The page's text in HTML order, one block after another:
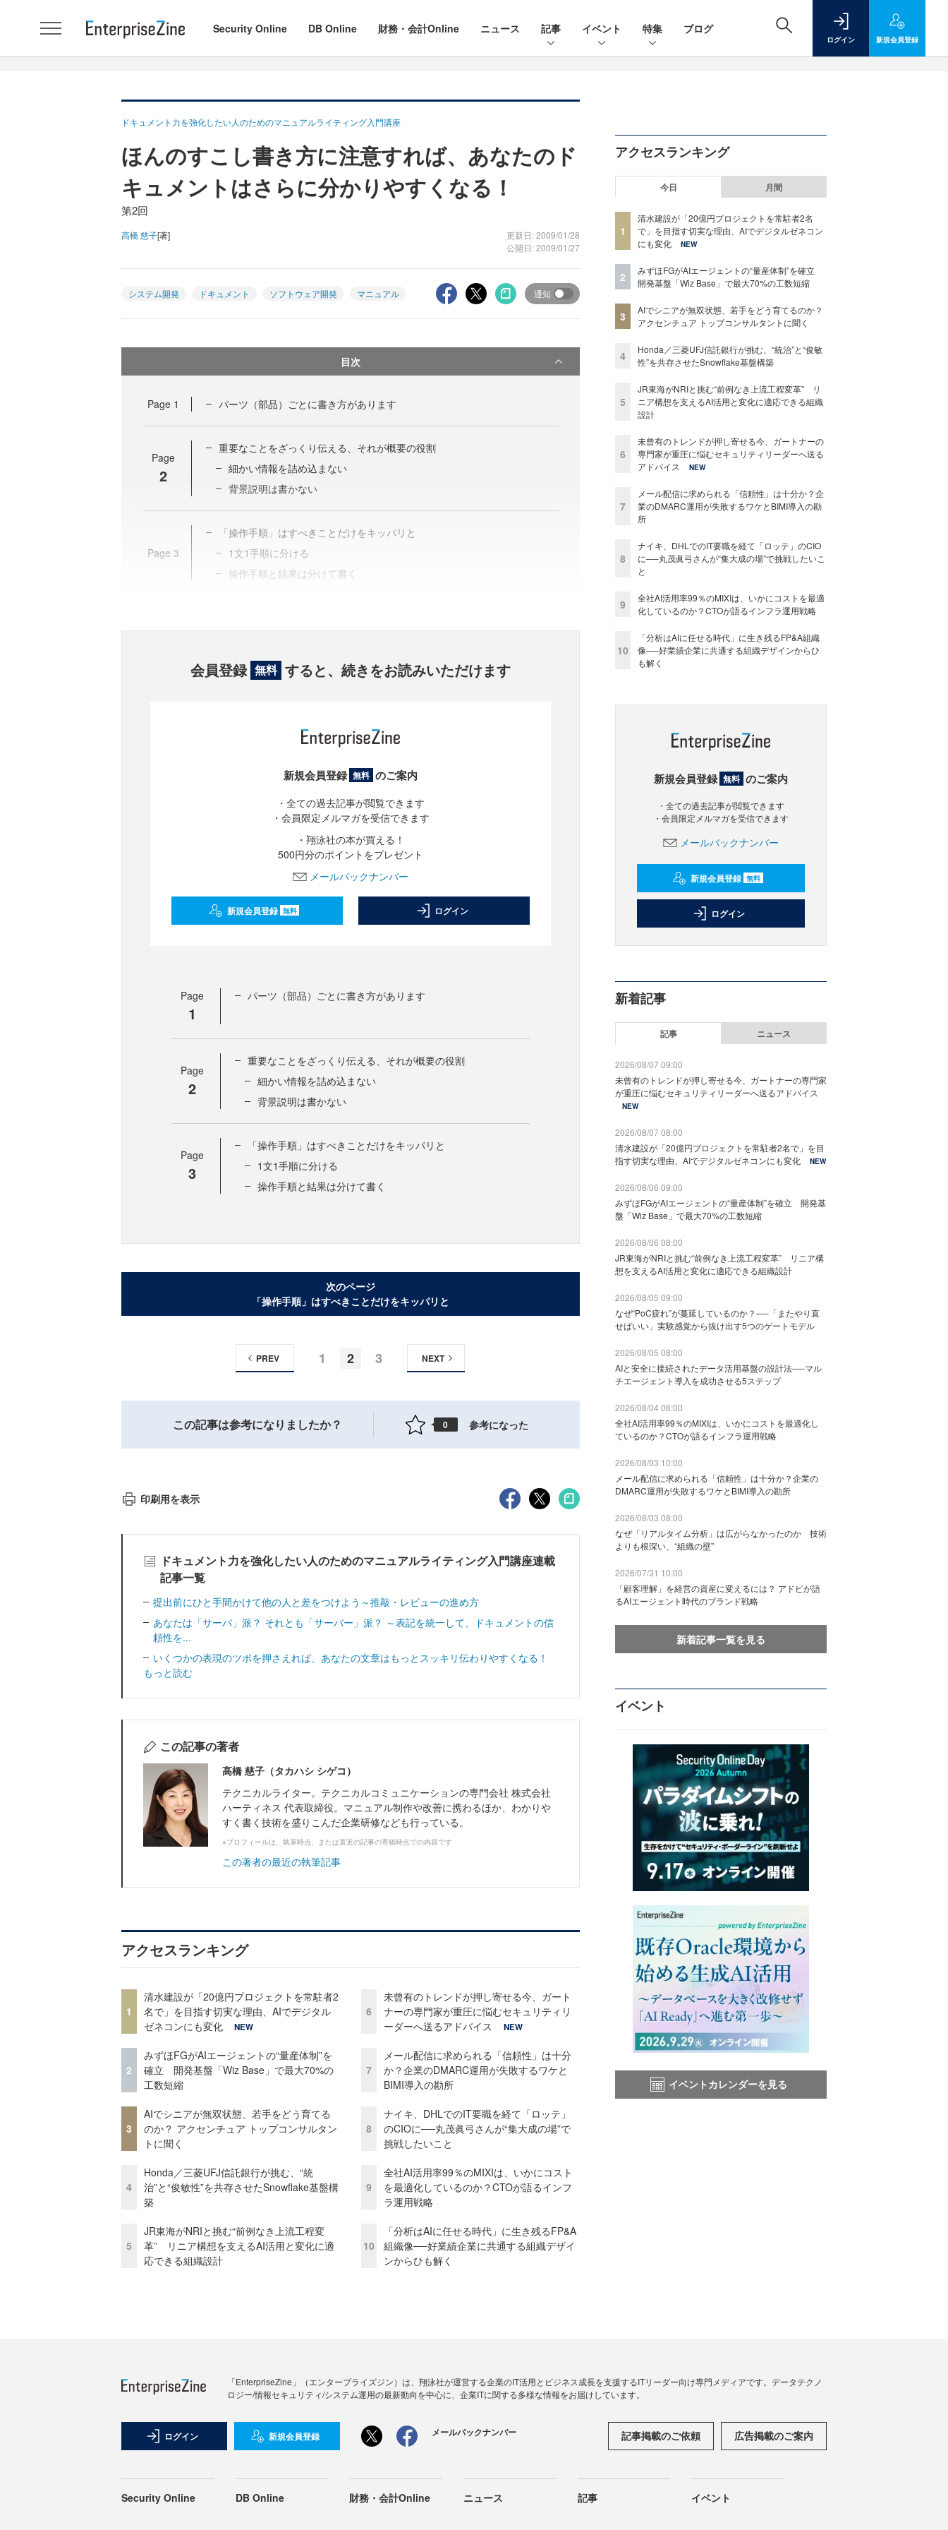
Security Online DB Online 財務・会計Online ニュース 記事 イベント 特集 ブログ
ログイン 新規会員登録
ドキュメント力を強化したい人のためのマニュアルライティング入門講座
ほんのすこし書き方に注意すれば、あなたのド
キュメントはさらに分かりやすくなる！
第2回
高橋 慈子[著]
更新日: 2009/01/28
公開日: 2009/01/27
システム開発 ドキュメント ソフトウェア開発 マニュアル 通知
目次
Page 1 パーツ（部品）ごとに書き方があります
Page
2
重要なことをざっくり伝える、それが概要の役割
細かい情報を詰め込まない
背景説明は書かない
Page 3
「操作手順」はすべきことだけをキッパリと
1文1手順に分ける
操作手順と結果は分けて書く
会員登録 無料 すると、続きをお読みいただけます
新規会員登録 無料 のご案内
・全ての過去記事が閲覧できます
・会員限定メルマガを受信できます
・翔泳社の本が買える！
500円分のポイントをプレゼント
メールバックナンバー
新規会員登録 無料 ログイン
Page
1
パーツ（部品）ごとに書き方があります
Page
2
重要なことをざっくり伝える、それが概要の役割
細かい情報を詰め込まない
背景説明は書かない
Page
3
「操作手順」はすべきことだけをキッパリと
1文1手順に分ける
操作手順と結果は分けて書く
次のページ
「操作手順」はすべきことだけをキッパリと
1 2 3
PREV NEXT
この記事は参考になりましたか？ 0 参考になった
印刷用を表示
ドキュメント力を強化したい人のためのマニュアルライティング入門講座連載
記事一覧
提出前にひと手間かけて他の人と差をつけよう～推敲・レビューの進め方
あなたは「サーバ」派？ それとも「サーバー」派？ ～表記を統一して、ドキュメントの信
頼性を...
いくつかの表現のツボを押さえれば、あなたの文章はもっとスッキリ伝わりやすくなる！
もっと読む
この記事の著者
高橋 慈子（タカハシ シゲコ）
テクニカルライター。テクニカルコミュニケーションの専門会社 株式会社
ハーティネス 代表取締役。マニュアル制作や改善に携わるほか、わかりや
すく書く技術を盛りこんだ企業研修なども行っている。
※プロフィールは、執筆時点、または直近の記事の寄稿時点での内容です
この著者の最近の執筆記事
アクセスランキング
1
清水建設が「20億円プロジェクトを常駐者2
名で」を目指す切実な理由、AIでデジタル
ゼネコンにも変化
NEW
2
みずほFGがAIエージェントの“量産体制”を
確立 開発基盤「Wiz Base」で最大70%の
工数短縮
3
AIでシニアが無双状態、若手をどう育てる
のか？ アクセンチュア トップコンサルタン
トに聞く
4
Honda／三菱UFJ信託銀行が挑む、“統
治”と“俊敏性”を共存させたSnowflake基盤構
築
5
JR東海がNRIと挑む“前例なき上流工程変
革” リニア構想を支えるAI活用と変化に適
応できる組織設計
6
未曾有のトレンドが押し寄せる今、ガート
ナーの専門家が重圧に悩むセキュリティリ
ーダーへ送るアドバイス
NEW
7
メール配信に求められる「信頼性」は十分
か？企業のDMARC運用が失敗するワケと
BIMI導入の勘所
8
ナイキ、DHLでのIT要職を経て「ロッテ」
のCIOに──丸茂眞弓さんが“集大成の場”で
挑戦したいこと
9
全社AI活用率99％のMIXIは、いかにコスト
を最適化しているのか？CTOが語るインフ
ラ運用戦略
10
「分析はAIに任せる時代」に生き残るFP&A
組織像──好業績企業に共通する組織デザイ
ンからひも解く
アクセスランキング
今日 月間
1
清水建設が「20億円プロジェクトを常駐者2名
で」を目指す切実な理由、AIでデジタルゼネコン
にも変化
NEW
2
みずほFGがAIエージェントの“量産体制”を確立
開発基盤「Wiz Base」で最大70%の工数短縮
3
AIでシニアが無双状態、若手をどう育てるのか？
アクセンチュア トップコンサルタントに聞く
4
Honda／三菱UFJ信託銀行が挑む、“統治”と“俊敏
性”を共存させたSnowflake基盤構築
5
JR東海がNRIと挑む“前例なき上流工程変革” リ
ニア構想を支えるAI活用と変化に適応できる組織
設計
6
未曾有のトレンドが押し寄せる今、ガートナーの
専門家が重圧に悩むセキュリティリーダーへ送る
アドバイス
NEW
7
メール配信に求められる「信頼性」は十分か？企
業のDMARC運用が失敗するワケとBIMI導入の勘
所
8
ナイキ、DHLでのIT要職を経て「ロッテ」のCIO
に──丸茂眞弓さんが“集大成の場”で挑戦したいこ
と
9
全社AI活用率99％のMIXIは、いかにコストを最適
化しているのか？CTOが語るインフラ運用戦略
10
「分析はAIに任せる時代」に生き残るFP&A組織
像──好業績企業に共通する組織デザインからひ
も解く
新規会員登録 無料 のご案内
・全ての過去記事が閲覧できます
・会員限定メルマガを受信できます
メールバックナンバー
新規会員登録 無料
ログイン
新着記事
記事 ニュース
2026/08/07 09:00
未曾有のトレンドが押し寄せる今、ガートナーの専門家
が重圧に悩むセキュリティリーダーへ送るアドバイス
NEW
2026/08/07 08:00
清水建設が「20億円プロジェクトを常駐者2名で」を目
指す切実な理由、AIでデジタルゼネコンにも変化
NEW
2026/08/06 09:00
みずほFGがAIエージェントの“量産体制”を確立 開発基
盤「Wiz Base」で最大70%の工数短縮
2026/08/06 08:00
JR東海がNRIと挑む“前例なき上流工程変革” リニア構
想を支えるAI活用と変化に適応できる組織設計
2026/08/05 09:00
なぜ“PoC疲れ”が蔓延しているのか？──「またやり直
せばいい」実験感覚から抜け出す5つのゲートモデル
2026/08/05 08:00
AIと安全に接続されたデータ活用基盤の設計法──マル
チエージェント導入を成功させる5ステップ
2026/08/04 08:00
全社AI活用率99％のMIXIは、いかにコストを最適化し
ているのか？CTOが語るインフラ運用戦略
2026/08/03 10:00
メール配信に求められる「信頼性」は十分か？企業の
DMARC運用が失敗するワケとBIMI導入の勘所
2026/08/03 08:00
なぜ「リアルタイム分析」は広がらなかったのか 技術
よりも根深い、“組織の壁”
2026/07/31 10:00
「顧客理解」を経営の資産に変えるには？ アドビが語
るAIエージェント時代のブランド戦略
新着記事一覧を見る
イベント
イベントカレンダーを見る
「EnterpriseZine」（エンタープライズジン）は、翔泳社が運営する企業のIT活用とビジネス成長を支援するITリーダー向け専門メディアです。データテクノ
ロジー/情報セキュリティ/システム運用の最新動向を中心に、企業ITに関する多様な情報をお届けしています。
ログイン 新規会員登録 メールバックナンバー 記事掲載のご依頼 広告掲載のご案内
Security Online DB Online 財務・会計Online ニュース 記事 イベント